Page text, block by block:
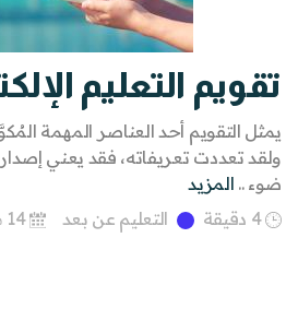
تقويم التعليم
يمثل التقويم أحد العناصر المهمة
ولقد تعددت تعريفاته، فقد يعني
ضوء .. المزيد
4 دقيقة
التعليم عن بعد 14 مارس 2013